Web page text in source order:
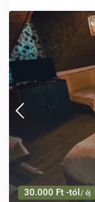
30.000 Ft -tól / éj